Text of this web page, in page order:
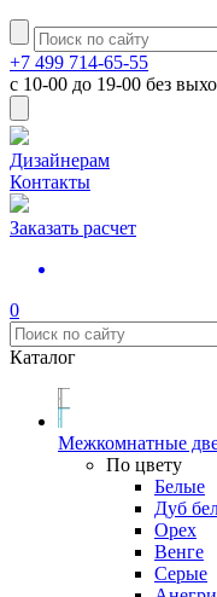
+7 499 714-65-55
с 10-00 до 19-00 без
Дизайнерам
Контакты
Заказать расчет
0
Каталог
Межкомнатные
По цвету
Белые
Дуб
Орех
Венге
Серые